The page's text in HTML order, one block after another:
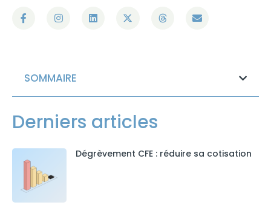
SOMMAIRE
Derniers articles
Dégrèvement CFE : réduire sa cotisation